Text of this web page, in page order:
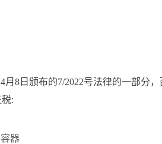
月8日颁布的7/2022号法律的一部分
:
器